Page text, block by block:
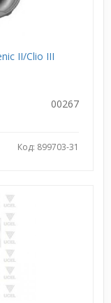
II/Clio III
00267
Код: 899703-31